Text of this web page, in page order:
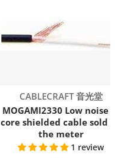
Vendor:
CABLECRAFT 音光堂
MOGAMI2330 Low noise
core shielded cable sold
the meter
1 review